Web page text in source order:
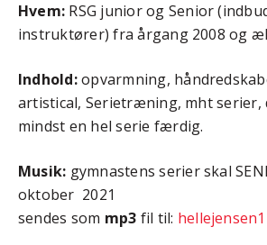
Hvem: RSG junior og Senior
instruktører) fra årgang 2008 og
Indhold:opvarmning,
artistical, Serietræning, mht serier,
mindst en hel serie færdig.
Musik: gymnastens serier skal
oktober 2021
sendes som mp3 fil til: